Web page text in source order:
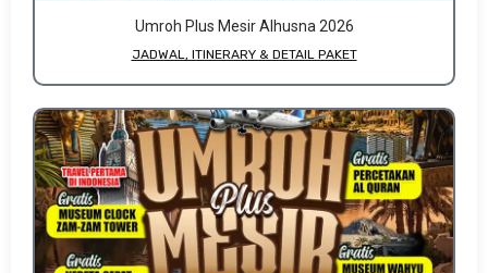
Umroh Plus Mesir Alhusna 2026
JADWAL, ITINERARY & DETAIL PAKET